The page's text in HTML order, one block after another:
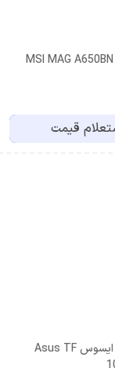
قیمت
منبع تغذیه ایسوس Asus TF